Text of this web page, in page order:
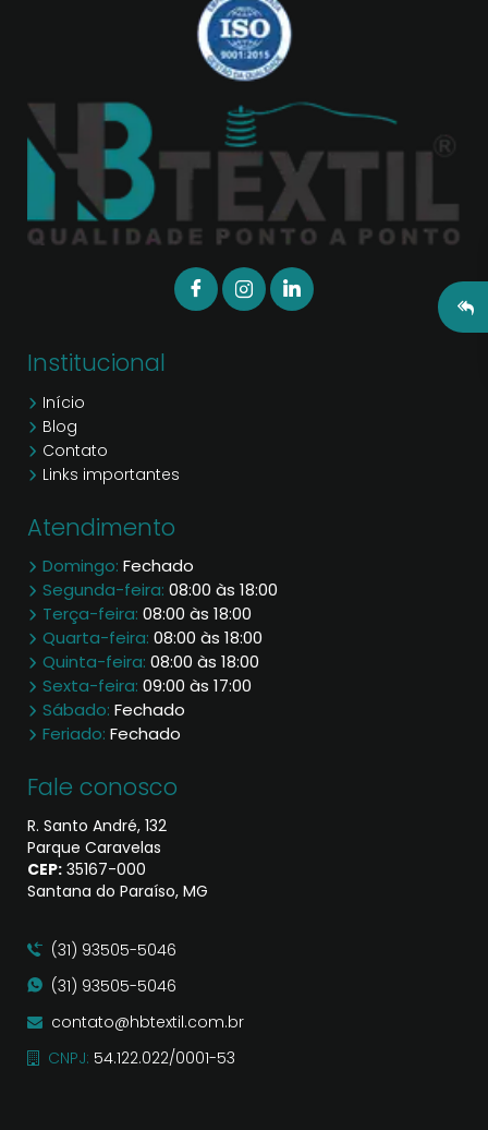
Institucional
Início
Blog
Contato
Links importantes
Atendimento
Domingo: Fechado
Segunda-feira: 08:00 às 18:00
Terça-feira: 08:00 às 18:00
Quarta-feira: 08:00 às 18:00
Quinta-feira: 08:00 às 18:00
Sexta-feira: 09:00 às 17:00
Sábado: Fechado
Feriado: Fechado
Fale conosco
R. Santo André, 132
Parque Caravelas
CEP: 35167​-000
Santana do Paraíso, MG
(31) 93505-5046
(31) 93505-5046
contato@hbtextil.com.br
CNPJ: 54.122.022/0001-53